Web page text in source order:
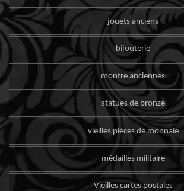
jouets anciens
bijouterie
montre anciennes
statues de bronze
vieilles pièces de monnaie
médailles militaire
Vieilles cartes postales